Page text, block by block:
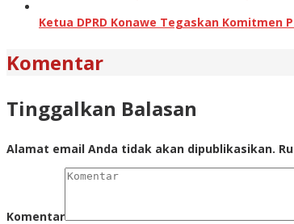
Ketua DPRD Konawe Tegaskan Komitmen
Komentar
Tinggalkan Balasan
Alamat email Anda tidak akan dipublikasikan.
Komentar